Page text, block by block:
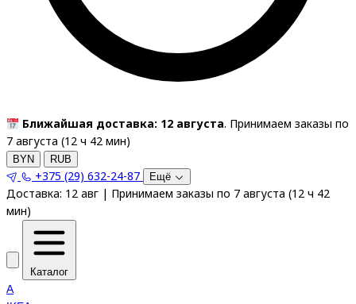
Ближайшая доставка: 12 августа. Принимаем заказы по
7 августа (12 ч 42 мин)
BYN RUB
+375 (29) 632-24-87 Ещё
Доставка: 12 авг | Принимаем заказы по 7 августа (12 ч 42
мин)
Каталог
A